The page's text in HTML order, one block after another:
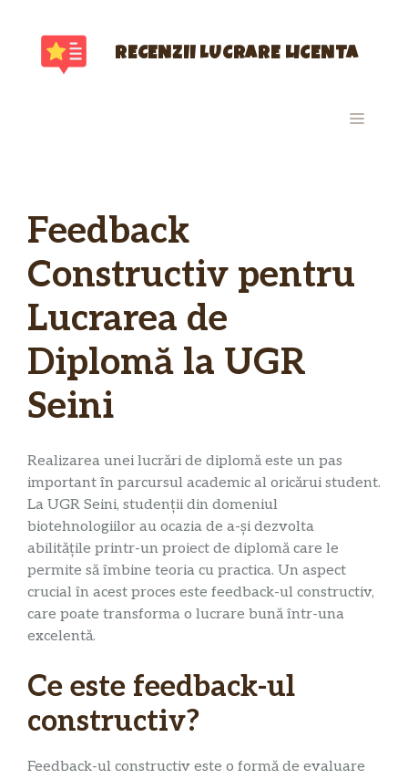
conținut
RECENZII LUCRARE LICENTA
MENIU
Feedback
Constructiv pentru
Lucrarea de
Diplomă la UGR
Seini
Realizarea unei lucrări de diplomă este un pas
important în parcursul academic al oricărui student.
La UGR Seini, studenții din domeniul
biotehnologiilor au ocazia de a-și dezvolta
abilitățile printr-un proiect de diplomă care le
permite să îmbine teoria cu practica. Un aspect
crucial în acest proces este feedback-ul constructiv,
care poate transforma o lucrare bună într-una
excelentă.
Ce este feedback-ul
constructiv?
Feedback-ul constructiv este o formă de evaluare